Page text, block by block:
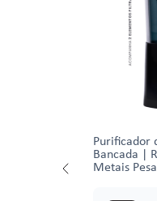
Purificador
Bancada |
Metais